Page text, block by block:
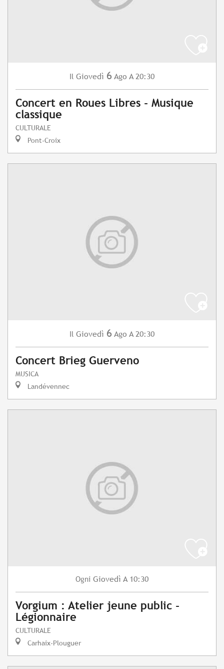
Il Giovedì 6 Ago A 20:30
Concert en Roues Libres - Musique
classique
CULTURALE
Pont-Croix
Il Giovedì 6 Ago A 20:30
Concert Brieg Guerveno
MUSICA
Landévennec
Ogni Giovedì A 10:30
Vorgium : Atelier jeune public -
Légionnaire
CULTURALE
Carhaix-Plouguer